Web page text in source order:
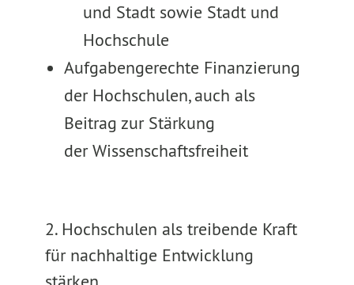
und Stadt sowie Stadt und
Hochschule
Aufgabengerechte Finanzierung
der Hochschulen, auch als
Beitrag zur Stärkung
der Wissenschaftsfreiheit
2. Hochschulen als treibende Kraft
für nachhaltige Entwicklung